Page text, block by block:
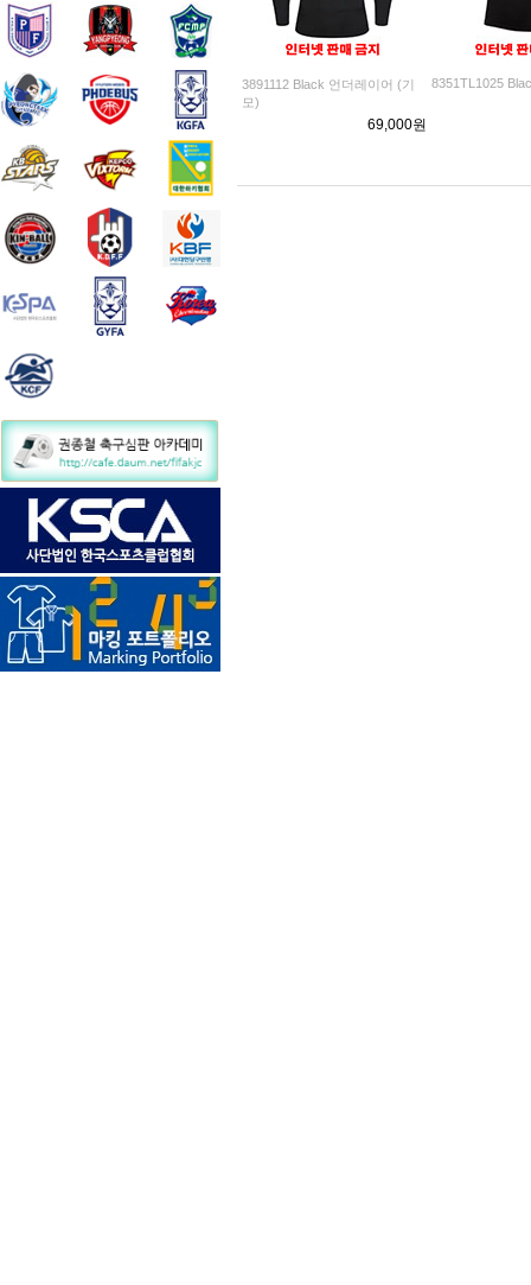
3891112 Black 언더레이어 (기
모)
69,000원
8351TL1025